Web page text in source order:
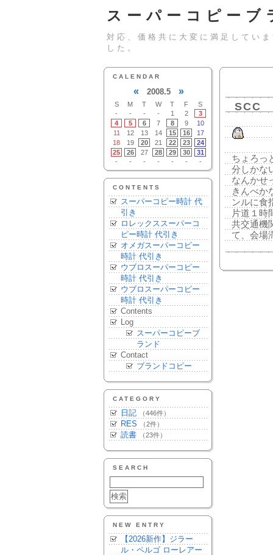
スーパーコピー
対応、価格共に大変に満足してい
した。
SCC
ちょろっ
分しかな
なんかせ
きんべか
ンルに食
片道１時
共交通機
て、会場
CALENDAR
« 2008.5 »
S M T W T F
S
-
- - - 1 2
3
4
5 6 7 8 9
10
11
12 13 14 15 16
17
18
19 20 21 22 23
24
25
26 27 28 29 30
31
-
- - - - - -
CONTENTS
スーパーコピー時計 代
引き
ロレックススーパーコ
ピー時計 代引き
オメガスーパーコピー
時計 代引き
ウブロスーパーコピー
時計 代引き
ウブロスーパーコピー
時計 代引き
Contents
Log
スーパーコピーブ
ランド
Contact
ブランドコピー
CATEGORY
日記 （446件）
RES （2件）
読書 （23件）
SEARCH
NEW ENTRY
【2026新作】ジラー
ル・ペルゴ ローレアー